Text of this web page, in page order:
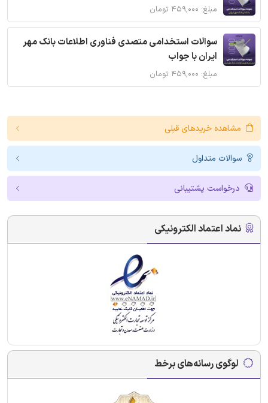
مبلغ: ۴۵۹,۰۰۰ تومان
سوالات استخدامی متصدی فناوری اطلاعات بانک مهر
ایران با جواب
مبلغ: ۴۵۹,۰۰۰ تومان
مشاهده خریدهای قبلی
سوالات متداول
درخواست پشتیبانی
نماد اعتماد الکترونیکی
لوگوی رسانه‌های برخط